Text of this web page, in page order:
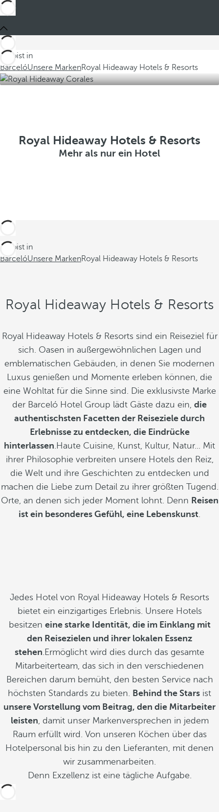
Du bist in
BarcelóUnsere MarkenRoyal Hideaway Hotels & Resorts
Royal Hideaway Hotels & Resorts
Mehr als nur ein Hotel
Du bist in
BarcelóUnsere MarkenRoyal Hideaway Hotels & Resorts
Royal Hideaway Hotels & Resorts
Royal Hideaway Hotels & Resorts sind ein Reiseziel für
sich. Oasen in außergewöhnlichen Lagen und
emblematischen Gebäuden, in denen Sie modernen
Luxus genießen und Momente erleben können, die
eine Wohltat für die Sinne sind. Die exklusivste Marke
der Barceló Hotel Group lädt Gäste dazu ein, die
authentischsten Facetten der Reiseziele durch
Erlebnisse zu entdecken, die Eindrücke
hinterlassen.Haute Cuisine, Kunst, Kultur, Natur... Mit
ihrer Philosophie verbreiten unsere Hotels den Reiz,
die Welt und ihre Geschichten zu entdecken und
machen die Liebe zum Detail zu ihrer größten Tugend.
Orte, an denen sich jeder Moment lohnt. Denn Reisen
ist ein besonderes Gefühl, eine Lebenskunst.
Jedes Hotel von Royal Hideaway Hotels & Resorts
bietet ein einzigartiges Erlebnis. Unsere Hotels
besitzen eine starke Identität, die im Einklang mit
den Reisezielen und ihrer lokalen Essenz
stehen.Ermöglicht wird dies durch das gesamte
Mitarbeiterteam, das sich in den verschiedenen
Bereichen darum bemüht, den besten Service nach
höchsten Standards zu bieten. Behind the Stars ist
unsere Vorstellung vom Beitrag, den die Mitarbeiter
leisten, damit unser Markenversprechen in jedem
Raum erfüllt wird. Von unseren Köchen über das
Hotelpersonal bis hin zu den Lieferanten, mit denen
wir zusammenarbeiten.
Denn Exzellenz ist eine tägliche Aufgabe.